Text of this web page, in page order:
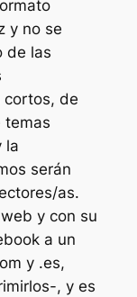
y no se
de las
cortos, de
temas
la
serán
as.
y con su
a un
y .es,
, y es